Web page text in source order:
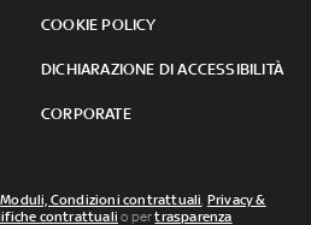
COOKIE POLICY
DICHIARAZIONE DI ACCESSIBILITÀ
CORPORATE
Moduli, Condizioni contrattuali Privacy &
contrattuali o pertrasparenza